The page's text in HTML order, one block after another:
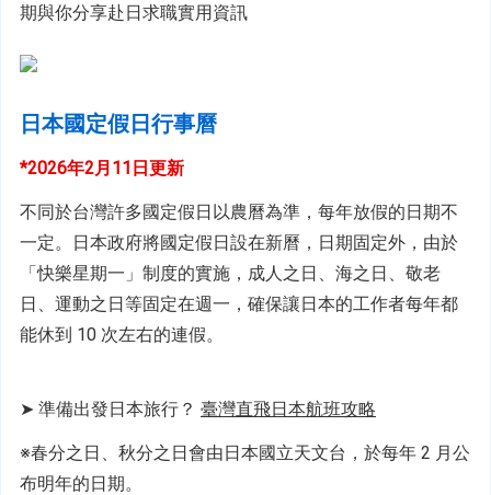
期與你分享赴日求職實用資訊
日本國定假日行事曆
*2026年2月11日更新
不同於台灣許多國定假日以農曆為準，每年放假的日期不
一定。日本政府將國定假日設在新曆，日期固定外， 由於
「快樂星期一」制度的實施，成人之日、海之日、敬老
日、運動之日等固定在週一， 確保讓日本的工作者每年都
能休到 10 次左右的連假。
➤ 準備出發日本旅行？ 臺灣直飛日本航班攻略
※春分之日、秋分之日會由日本國立天文台，於每年 2 月公
布明年的日期。